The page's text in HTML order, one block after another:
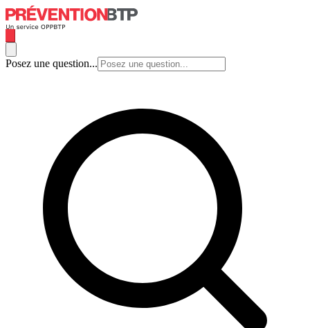
Posez une question...